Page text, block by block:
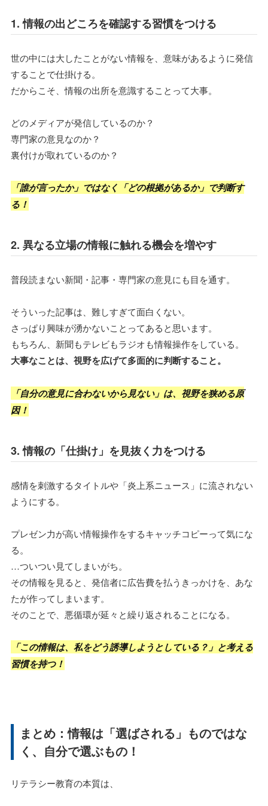
1. 情報の出どころを確認する習慣をつける
世の中には大したことがない情報を、意味があるように発信
することで仕掛ける。
だからこそ、情報の出所を意識することって大事。
どのメディアが発信しているのか？
専門家の意見なのか？
裏付けが取れているのか？
「誰が言ったか」ではなく「どの根拠があるか」で判断す
る！
2. 異なる立場の情報に触れる機会を増やす
普段読まない新聞・記事・専門家の意見にも目を通す。
そういった記事は、難しすぎて面白くない。
さっぱり興味が湧かないことってあると思います。
もちろん、新聞もテレビもラジオも情報操作をしている。
大事なことは、視野を広げて多面的に判断すること。
「自分の意見に合わないから見ない」は、視野を狭める原
因！
3. 情報の「仕掛け」を見抜く力をつける
感情を刺激するタイトルや「炎上系ニュース」に流されない
ようにする。
プレゼン力が高い情報操作をするキャッチコピーって気にな
る。
…ついつい見てしまいがち。
その情報を見ると、発信者に広告費を払うきっかけを、あな
たが作ってしまいます。
そのことで、悪循環が延々と繰り返されることになる。
「この情報は、私をどう誘導しようとしている？」と考える
習慣を持つ！
まとめ：情報は「選ばされる」ものではな
く、自分で選ぶもの！
リテラシー教育の本質は、